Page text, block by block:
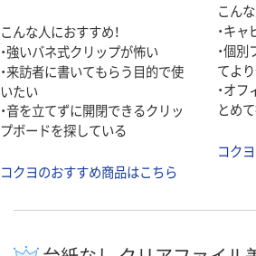
こんな人におすすめ！
・強いバネ式クリップが怖い
・来訪者に書いてもらう目的で使
いたい
・音を立てずに開閉できるクリッ
プボードを探している
コクヨのおすすめ商品はこちら
こん
・キ
・個
てよ
・オ
とめ
コク